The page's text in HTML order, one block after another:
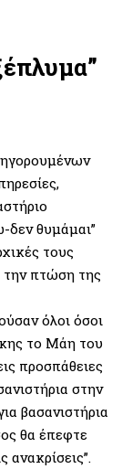
δεν θυμάμαι”
τους
την πτώση της
όλοι όσοι
το Μάη του
προσπάθειες
στην
βασανιστήρια
θα έπεφτε
ανακρίσεις”.